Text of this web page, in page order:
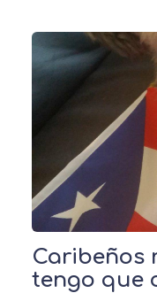
Caribeños
tengo que